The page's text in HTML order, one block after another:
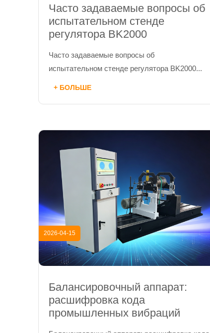
Часто задаваемые вопросы об
испытательном стенде
регулятора BK2000
Часто задаваемые вопросы об
испытательном стенде регулятора BK2000...
+ БОЛЬШЕ
2026-04-15
Балансировочный аппарат:
расшифровка кода
промышленных вибраций